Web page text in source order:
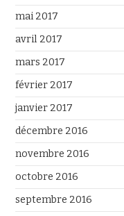
mai 2017
avril 2017
mars 2017
février 2017
janvier 2017
décembre 2016
novembre 2016
octobre 2016
septembre 2016